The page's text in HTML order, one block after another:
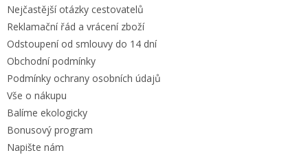
Nejčastější otázky cestovatelů
Reklamační řád a vrácení zboží
Odstoupení od smlouvy do 14 dní
Obchodní podmínky
Podmínky ochrany osobních údajů
Vše o nákupu
Balíme ekologicky
Bonusový program
Napište nám